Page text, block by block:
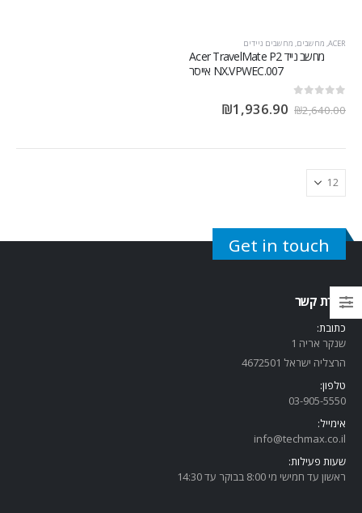
ACER
, מחשבים, מחשבים ניידים
מחשב נייד Acer TravelMate P2
NX.VPWEC.007 אייסר
₪2,640.00
₪1,936.90
Get in touch
יצירת קשר
כתובת:
שנקר אריה 1
הרצליה ישראל 4672501
טלפון:
03-905-5550
אימייל:
info@techmax.co.il
שעות פעילות:
ראשון עד חמישי מי 8:00 בבוקר עד 14:30